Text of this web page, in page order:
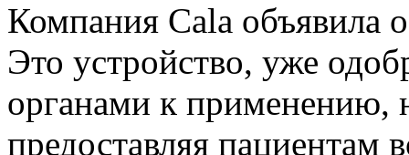
Компания Cala объявила
Это устройство, уже
органами к применению,
предоставляя пациентам